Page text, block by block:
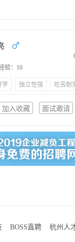
验：10
学 独立性强 吃苦耐
加入收藏 面试邀请
BOSS直聘 杭州人